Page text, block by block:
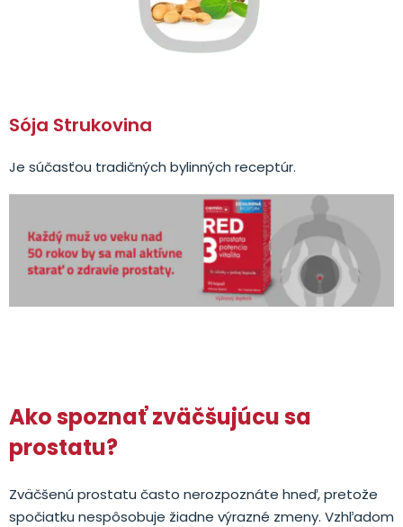
Sója Strukovina
Je súčasťou tradičných bylinných receptúr.
Ako spoznať zväčšujúcu sa
prostatu?
Zväčšenú prostatu často nerozpoznáte hneď, pretože
spočiatku nespôsobuje žiadne výrazné zmeny. Vzhľadom